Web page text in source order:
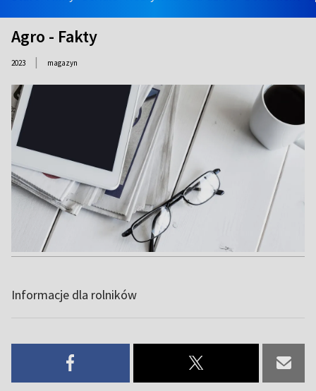
Agro - Fakty
2023 | magazyn
Informacje dla rolników